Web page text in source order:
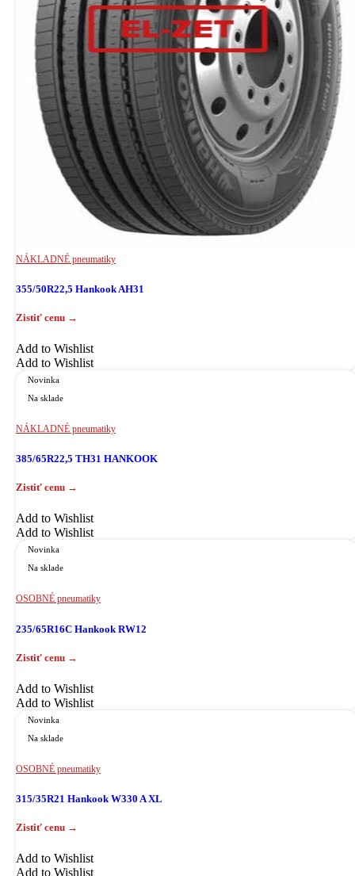
NÁKLADNÉ pneumatiky
355/50R22,5 Hankook AH31
Add to Wishlist
Add to Wishlist
Novinka
Na sklade
NÁKLADNÉ pneumatiky
385/65R22,5 TH31 HANKOOK
Add to Wishlist
Add to Wishlist
Novinka
Na sklade
OSOBNÉ pneumatiky
235/65R16C Hankook RW12
Add to Wishlist
Add to Wishlist
Novinka
Na sklade
OSOBNÉ pneumatiky
315/35R21 Hankook W330 A XL
Add to Wishlist
Add to Wishlist